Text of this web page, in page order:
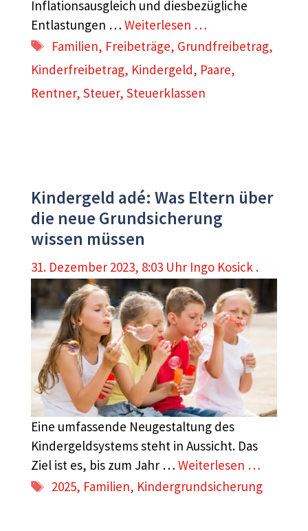
Inflationsausgleich und diesbezügliche
Entlastungen … Weiterlesen …
Schlagwörter
Familien, Freibeträge, Grundfreibetrag,
Kinderfreibetrag, Kindergeld, Paare,
Rentner, Steuer, Steuerklassen
Kindergeld adé: Was Eltern über
die neue Grundsicherung
wissen müssen
31. Dezember 2023, 8:03 Uhr Ingo Kosick .
Eine umfassende Neugestaltung des
Kindergeldsystems steht in Aussicht. Das
Ziel ist es, bis zum Jahr … Weiterlesen …
Schlagwörter
2025, Familien, Kindergrundsicherung